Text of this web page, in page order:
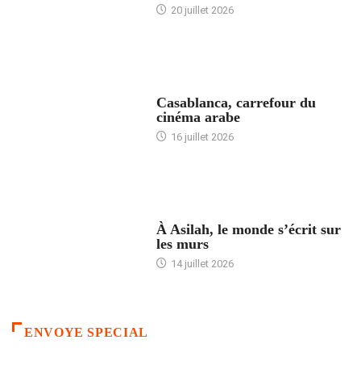
20 juillet 2026
Casablanca, carrefour du
cinéma arabe
16 juillet 2026
À Asilah, le monde s’écrit sur
les murs
14 juillet 2026
ENVOYE SPECIAL